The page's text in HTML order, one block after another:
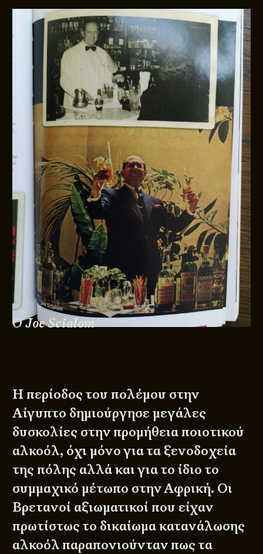
Ο Joe Scialom
Η περίοδος του πολέμου στην
Αίγυπτο δημιούργησε μεγάλες
δυσκολίες στην προμήθεια ποιοτικού
αλκοόλ, όχι μόνο για τα ξενοδοχεία
της πόλης αλλά και για το ίδιο το
συμμαχικό μέτωπο στην Αφρική. Οι
Βρετανοί αξιωματικοί που είχαν
πρωτίστως το δικαίωμα κατανάλωσης
αλκοόλ παραπονιούνταν πως τα